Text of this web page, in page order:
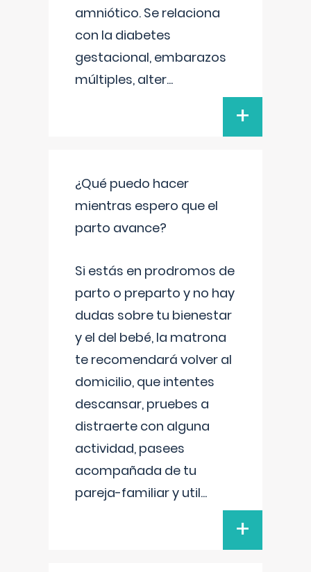
amniótico. Se relaciona
con la diabetes
gestacional, embarazos
múltiples, alter...
+
¿Qué puedo hacer
mientras espero que el
parto avance?
Si estás en prodromos de
parto o preparto y no hay
dudas sobre tu bienestar
y el del bebé, la matrona
te recomendará volver al
domicilio, que intentes
descansar, pruebes a
distraerte con alguna
actividad, pasees
acompañada de tu
pareja-familiar y util...
+